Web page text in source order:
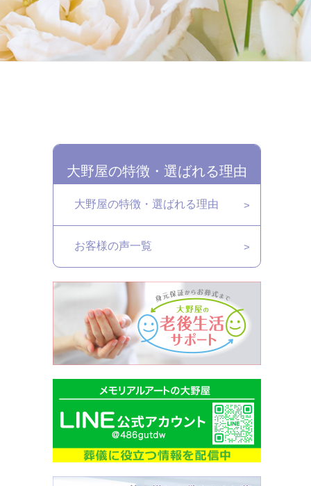
大野屋の特徴・選ばれる理由
大野屋の特徴・選ばれる理由
お客様の声一覧